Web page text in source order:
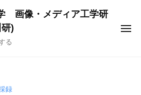
画像・メディア工学研
)
る
メ
録